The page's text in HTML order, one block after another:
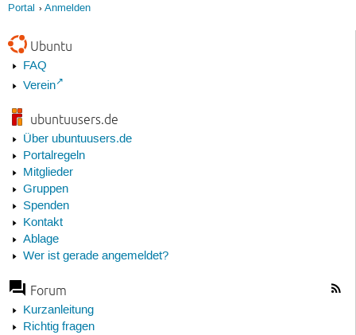
Portal Anmelden
Ubuntu
FAQ
Verein
ubuntuusers.de
Über ubuntuusers.de
Portalregeln
Mitglieder
Gruppen
Spenden
Kontakt
Ablage
Wer ist gerade angemeldet?
Forum
Kurzanleitung
Richtig fragen